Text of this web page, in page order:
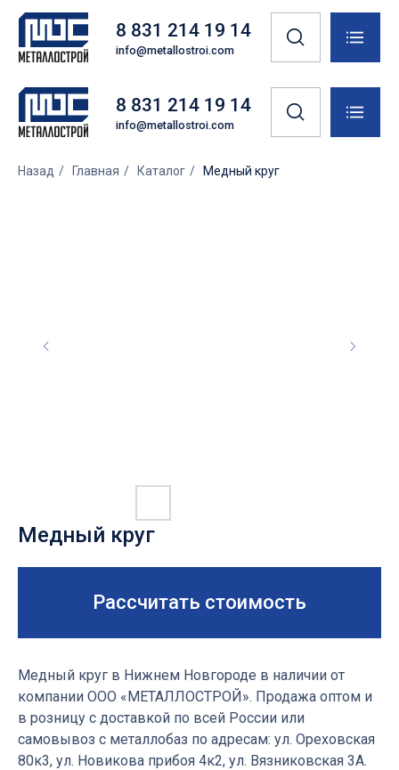
8 831 214 19 14
info@metallostroi.com
info@metallostroi.com
Назад / Главная / Каталог / Медный круг
Медный круг
Рассчитать стоимость
Медный круг в Нижнем Новгороде в наличии от
компании ООО «МЕТАЛЛОСТРОЙ». Продажа оптом и
в розницу с доставкой по всей России или
самовывоз с металлобаз по адресам: ул. Ореховская
80к3, ул. Новикова прибоя 4к2, ул. Вязниковская 3А.
НАЛИЧИЕ МЕДНОГО КРУГА
НА НАШЕМ СКЛАДЕ